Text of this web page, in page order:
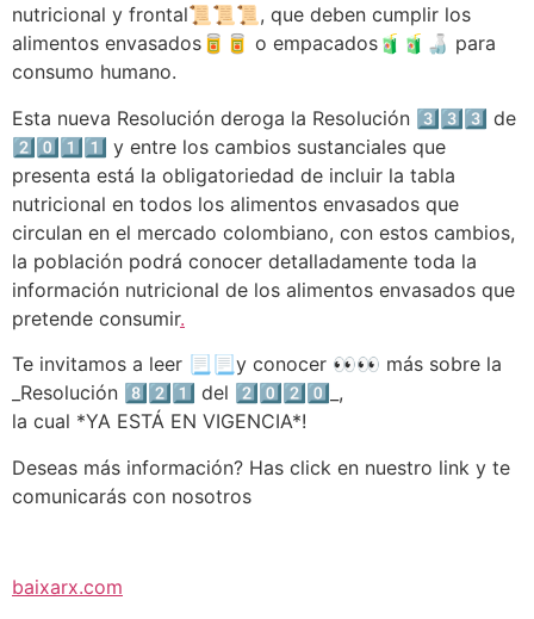
nutricional y frontal📜📜📜, que deben cumplir los
alimentos envasados🥫🥫 o empacados🧃🧃🍶 para
consumo humano.
Esta nueva Resolución deroga la Resolución 3️⃣3️⃣3️⃣ de
2️⃣0️⃣1️⃣1️⃣ y entre los cambios sustanciales que
presenta está la obligatoriedad de incluir la tabla
nutricional en todos los alimentos envasados que
circulan en el mercado colombiano, con estos cambios,
la población podrá conocer detalladamente toda la
información nutricional de los alimentos envasados que
pretende consumir.
Te invitamos a leer 📃📃y conocer 👀👀 más sobre la
_Resolución 8️⃣2️⃣1️⃣ del 2️⃣0️⃣2️⃣0️⃣_,
la cual *YA ESTÁ EN VIGENCIA*!
Deseas más información? Has click en nuestro link y te
comunicarás con nosotros
baixarx.com